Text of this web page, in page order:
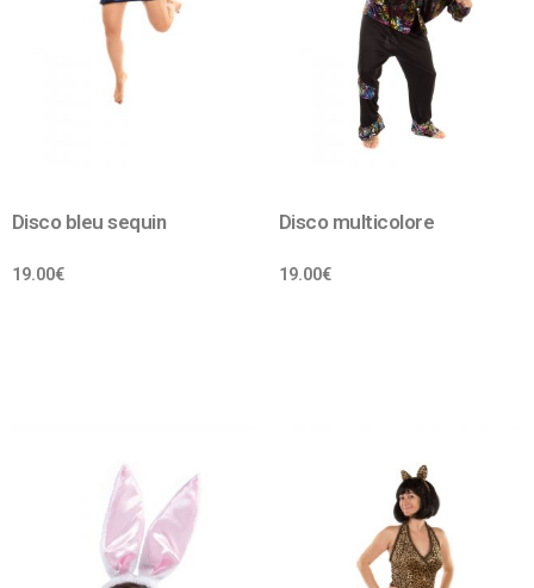
Disco bleu sequin
19.00€
Disco multicolore
19.00€